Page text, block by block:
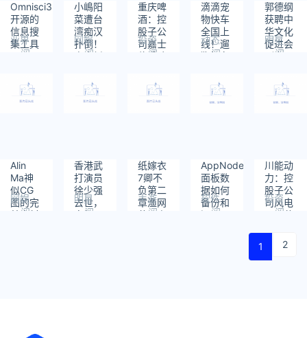
Omnisci3nt
开源的
信息搜
集工具
业界
阅
425
小嶋阳
菜遭台
湾痴汉
扑倒！
身旁新
壮汉保
镳护
驾，火
网娱
阅
460
重庆啤
酒：控
股子公
司嘉士
伯重啤
不超35
亿元闲
置自有
投资
阅
滴滴宠
物快车
全国上
线！遛
狗打车
用提心
吊胆了
动态
阅
488
郭德纲
获聘中
华文化
促进会
副主
躬尽
瘁！
明星
阅
394
Alin
Ma神
似CG
图的完
美身材
网娱
阅
香港武
打演员
徐少强
去世，
享年73
明星
阅
纸嫁衣
7卿不
负第二
章渔网
获取方
手游
阅
AppNode
面板数
据如何
备份和
还原？
软件
阅
川能动
力：控
股子公
司风电
项目获
投资
阅
446
1 2